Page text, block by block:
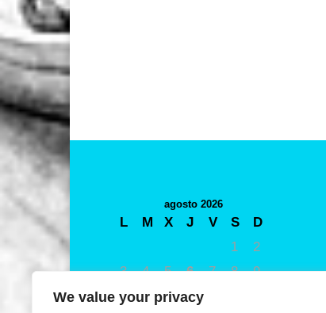
We value your privacy
agosto 2026
L M X J V S
D
1
2
3
4 5 6 7 8
9
10 11 12 13